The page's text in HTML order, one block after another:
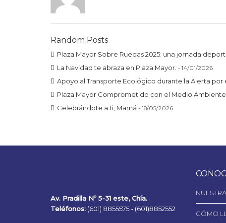
Random Posts
Plaza Mayor Sobre Ruedas 2025: una jornada
La Navidad te abraza en Plaza Mayor. - 14/01/2026
Apoyo al Transporte Ecológico durante la Alerta
Plaza Mayor Comprometido con el Medio Ambiente
Celebrándote a ti, Mamá - 18/05/2026
Av. Pradilla Nº 5-31 este, Chía.
Teléfonos: (601) 8855575 - (601)8852552
CÓMO